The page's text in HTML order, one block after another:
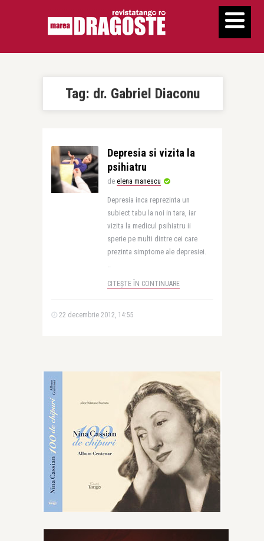
Tag: dr. Gabriel Diaconu
Depresia si vizita la
psihiatru
de elena manescu
Depresia inca reprezinta un
subiect tabu la noi in tara, iar
vizita la medicul psihiatru ii
sperie pe multi dintre cei care
prezinta simptome ale depresiei.
..
CITEȘTE ÎN CONTINUARE
22 decembrie 2012, 14:55